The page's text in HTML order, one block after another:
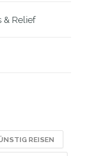
& Relief
REISEN